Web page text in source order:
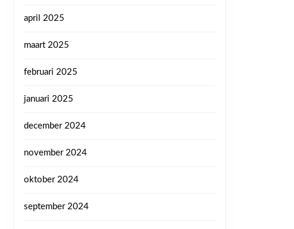
april 2025
maart 2025
februari 2025
januari 2025
december 2024
november 2024
oktober 2024
september 2024